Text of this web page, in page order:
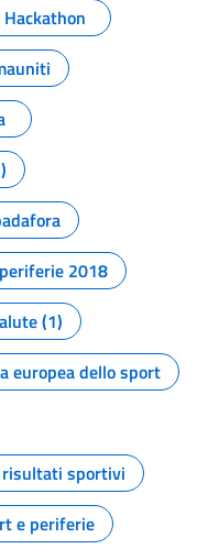
Hackathon
2018
(1)
europea dello sport
risultati sportivi
e periferie